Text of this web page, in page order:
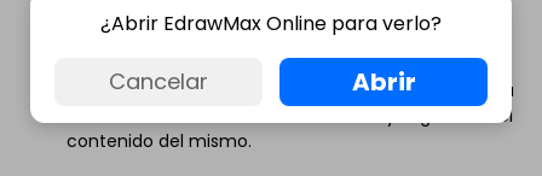
El diagrama de arquitectura del sitio web utiliza una
estructura jerárquica para representar el diseño
general de un sitio web, desde el que se puede ver la
estructura del directorio del sitio web y la gestión del
contenido del mismo.
¿Abrir EdrawMax Online para verlo?
Cancelar Abrir